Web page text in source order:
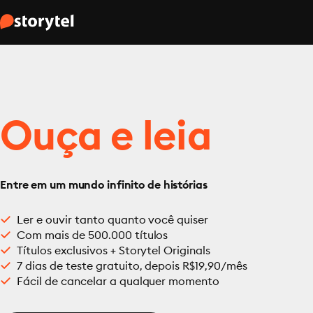
Ouça e leia
Entre em um mundo infinito de histórias
Ler e ouvir tanto quanto você quiser
Com mais de 500.000 títulos
Títulos exclusivos + Storytel Originals
7 dias de teste gratuito, depois R$19,90/mês
Fácil de cancelar a qualquer momento